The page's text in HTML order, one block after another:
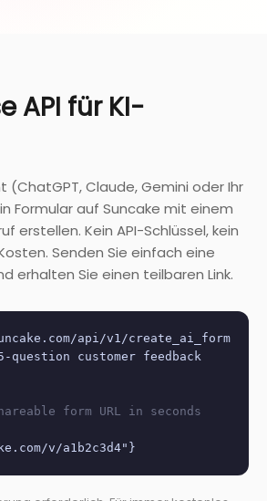
API für KI-
(ChatGPT, Claude, Gemini oder Ihr
Formular auf Suncake mit einem
erstellen. Kein API-Schlüssel, kein
Senden Sie einfach eine
erhalten Sie einen teilbaren Link.
api/v1/create_ai_form
question customer feedback
form URL in seconds
v/a1b2c3d4"}